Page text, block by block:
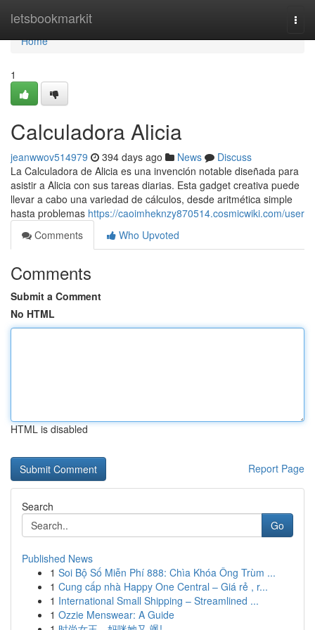
letsbookmarkit
Home
Home
1
Calculadora Alicia
jeanwwov514979 394 days ago News
Discuss
La Calculadora de Alicia es una invención notable diseñada para
asistir a Alicia con sus tareas diarias. Esta gadget creativa puede
llevar a cabo una variedad de cálculos, desde aritmética simple
hasta problemas https://caoimheknzy870514.cosmicwiki.com/user
Comments
Who Upvoted
Comments
Submit a Comment
No HTML
HTML is disabled
Report Page
Search
Go
Published News
1 Soi Bộ Số Miễn Phí 888: Chìa Khóa Ông Trùm ...
1 Cung cấp nhà Happy One Central – Giá rẻ , r...
1 International Small Shipping – Streamlined ...
1 Ozzie Menswear: A Guide